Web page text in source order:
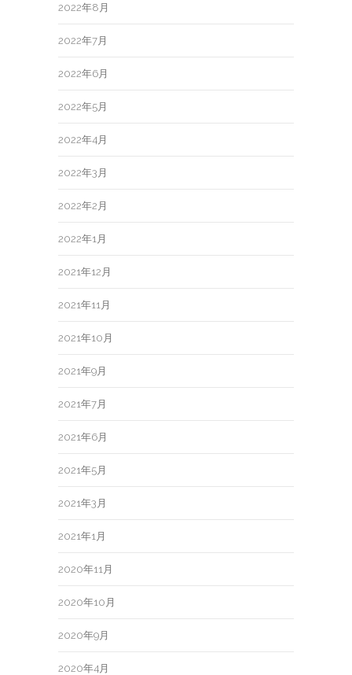
2022年8月
2022年7月
2022年6月
2022年5月
2022年4月
2022年3月
2022年2月
2022年1月
2021年12月
2021年11月
2021年10月
2021年9月
2021年7月
2021年6月
2021年5月
2021年3月
2021年1月
2020年11月
2020年10月
2020年9月
2020年4月